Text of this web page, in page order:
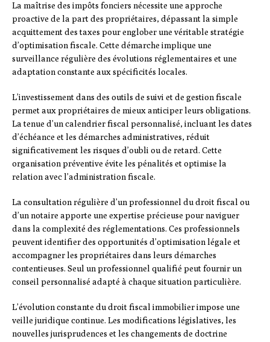
La maîtrise des impôts fonciers nécessite une approche
proactive de la part des propriétaires, dépassant la simple
acquittement des taxes pour englober une véritable stratégie
d’optimisation fiscale. Cette démarche implique une
surveillance régulière des évolutions réglementaires et une
adaptation constante aux spécificités locales.
L’investissement dans des outils de suivi et de gestion fiscale
permet aux propriétaires de mieux anticiper leurs obligations.
La tenue d’un calendrier fiscal personnalisé, incluant les dates
d’échéance et les démarches administratives, réduit
significativement les risques d’oubli ou de retard. Cette
organisation préventive évite les pénalités et optimise la
relation avec l’administration fiscale.
La consultation régulière d’un professionnel du droit fiscal ou
d’un notaire apporte une expertise précieuse pour naviguer
dans la complexité des réglementations. Ces professionnels
peuvent identifier des opportunités d’optimisation légale et
accompagner les propriétaires dans leurs démarches
contentieuses. Seul un professionnel qualifié peut fournir un
conseil personnalisé adapté à chaque situation particulière.
L’évolution constante du droit fiscal immobilier impose une
veille juridique continue. Les modifications législatives, les
nouvelles jurisprudences et les changements de doctrine